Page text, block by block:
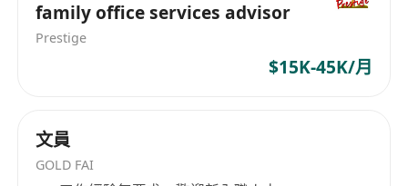
family office services advisor
Prestige
$15K-45K/月
文員
GOLD FAI